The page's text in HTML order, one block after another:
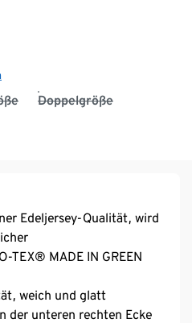
Doppelgröße
Edeljersey-Qualität, wird
TEX® MADE IN GREEN
weich und glatt
der unteren rechten Ecke